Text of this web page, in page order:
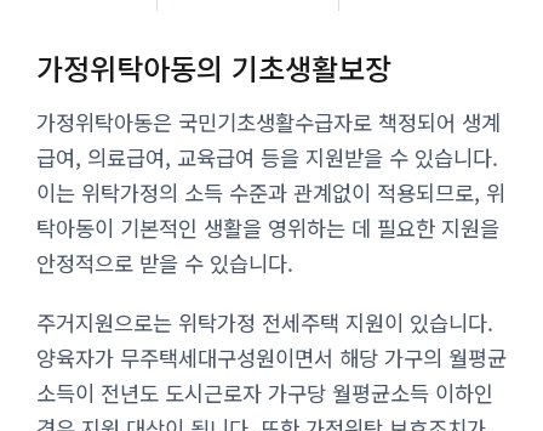
가정위탁아동의 기초생활보장
가정위탁아동은 국민기초생활수급자로 책정되어 생계
급여, 의료급여, 교육급여 등을 지원받을 수 있습니다.
이는 위탁가정의 소득 수준과 관계없이 적용되므로, 위
탁아동이 기본적인 생활을 영위하는 데 필요한 지원을
안정적으로 받을 수 있습니다.
주거지원으로는 위탁가정 전세주택 지원이 있습니다.
양육자가 무주택세대구성원이면서 해당 가구의 월평균
소득이 전년도 도시근로자 가구당 월평균소득 이하인